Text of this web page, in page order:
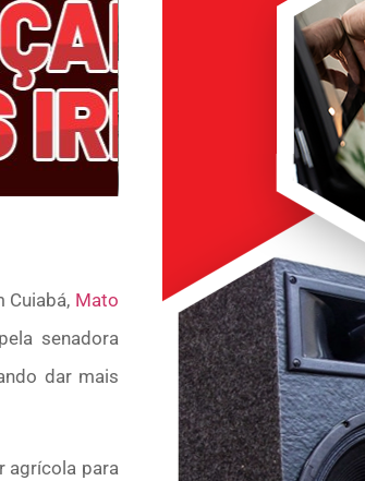
Cuiabá, Mato
senadora
dar mais
agrícola para